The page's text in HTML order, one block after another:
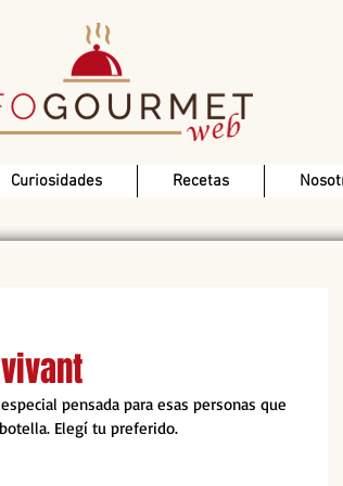
Curiosidades Recetas
pensada para esas personas que
Elegí tu preferido.